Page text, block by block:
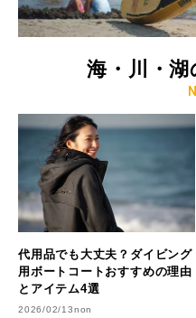
大洗サンビーチに海の家はあ
海・川・
代用品でも大丈夫？ダイビング
用ボートコートおすすめの理由
とアイテム4選
2026/02/13non